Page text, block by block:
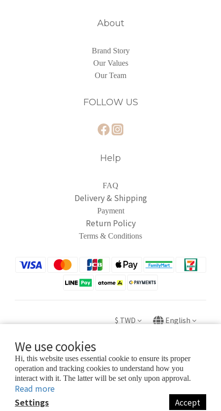
We use cookies
Hi, this website uses essential cookie to ensure its proper
operation and tracking cookies to understand how you
interact with it. The latter will be set only upon approval.
Read more
Settings
Accept
About
Brand Story
Our Values
Our Team
FOLLOW US
Help
FAQ
Delivery & Shipping
Payment
Return Policy
Terms & Conditions
$ TWD English
Copyright © 2020 HUEI YING INTERNATIONAL TRADE CO.,
卉盈國際貿易有限公司 統編：82882831